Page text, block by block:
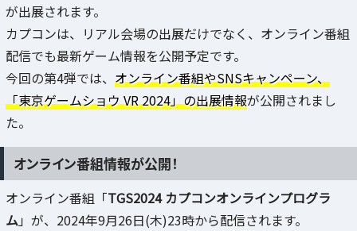
が出展されます。
カプコンは、リアル会場の出展だけでなく、オンライン番組
配信でも最新ゲーム情報を公開予定です。
今回の第4弾では、 オンライン番組やSNSキャンペーン、
「東京ゲームショウ VR 2024」の出展情報が公開されまし
た。
オンライン番組情報が公開！
オンライン番組「TGS2024 カプコンオンラインプログラ
ム」が、2024年9月26日(木)23時から配信されます。